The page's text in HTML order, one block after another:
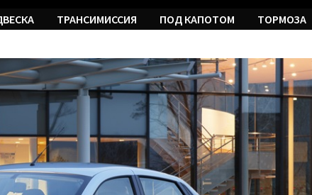
ТРАНСИМИССИЯ ПОД КАПОТОМ ТОРМОЗА